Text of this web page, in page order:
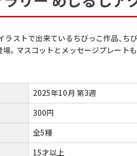
ラストで出来ているちびっこ作品、ち
場。マスコットとメッセージプレート
2025年10月 第3週
300円
全5種
15才以上